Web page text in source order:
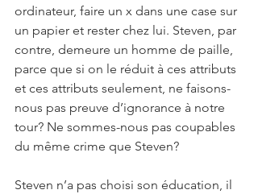
ordinateur, faire un x dans une case sur
un papier et rester chez lui. Steven, par
contre, demeure un homme de paille,
parce que si on le réduit à ces attributs
et ces attributs seulement, ne faisons-
nous pas preuve d’ignorance à notre
tour? Ne sommes-nous pas coupables
du même crime que Steven?
Steven n’a pas choisi son éducation, il